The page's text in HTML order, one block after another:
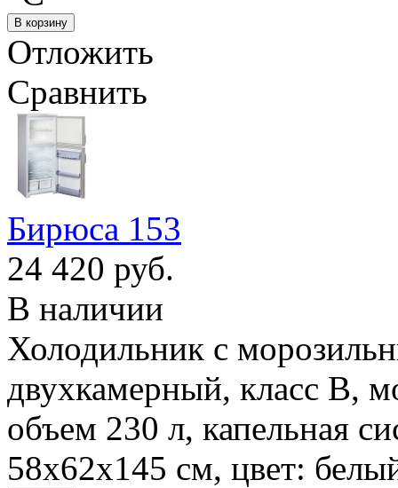
Отложить
Сравнить
Бирюса 153
24 420 руб.
В наличии
Холодильник с
двухкамерный, класс B,
объем 230 л, капельная
58x62x145 см, цвет: